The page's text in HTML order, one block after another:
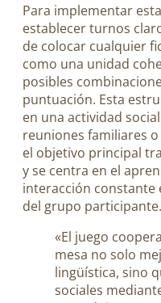
Para implementar
establecer turnos
de colocar cualquier
como una unidad
posibles
puntuación. Esta
en una actividad
reuniones familiares
el objetivo principal
y se centra en el
interacción
del grupo participante.
«El juego
mesa no solo
lingüística, sino
sociales